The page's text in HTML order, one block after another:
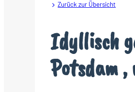
Zurück zur Übersicht
Idyllisch
Potsdam